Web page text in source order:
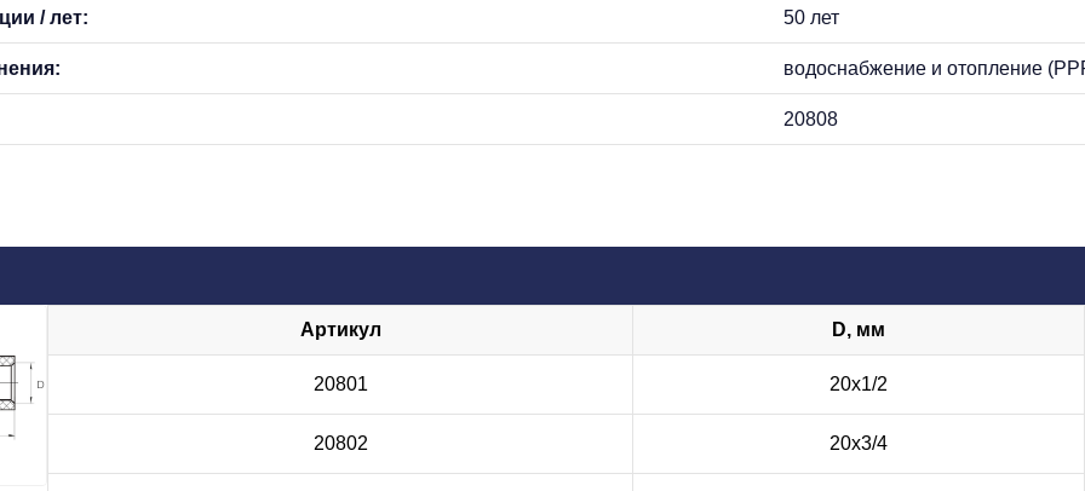
/ лет: 50 лет
водоснабжение и отопление
20808
Артикул D, мм
20801 20х1/2
20802 20х3/4